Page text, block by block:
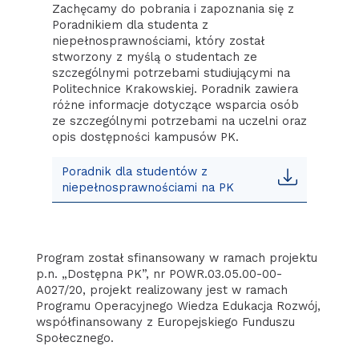
Zachęcamy do pobrania i zapoznania się z
Poradnikiem dla studenta z
niepełnosprawnościami, który został
stworzony z myślą o studentach ze
szczególnymi potrzebami studiującymi na
Politechnice Krakowskiej. Poradnik zawiera
różne informacje dotyczące wsparcia osób
ze szczególnymi potrzebami na uczelni oraz
opis dostępności kampusów PK.
Poradnik dla studentów z
niepełnosprawnościami na PK
Program został sfinansowany w ramach projektu
p.n. „Dostępna PK”, nr POWR.03.05.00-00-
A027/20, projekt realizowany jest w ramach
Programu Operacyjnego Wiedza Edukacja Rozwój,
współfinansowany z Europejskiego Funduszu
Społecznego.